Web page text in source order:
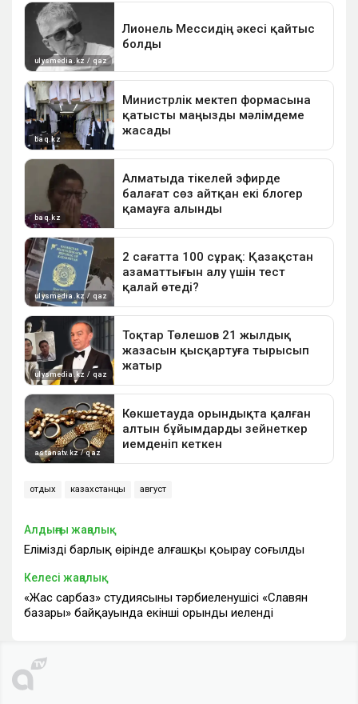
отдых казахстанцы август
Алдыңғы жаңалық
Еліміздің барлық өңірінде алғашқы қоңырау соғылды
Келесі жаңалық
«Жас сарбаз» студиясының тәрбиеленушісі «Славян
базары» байқауында екінші орынды иеленді